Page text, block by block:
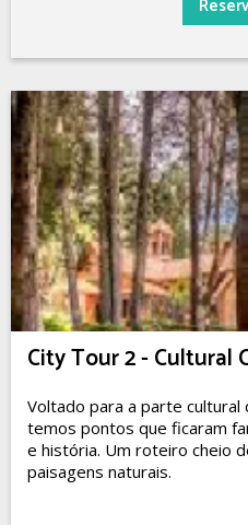
City Tour 2 - Cultural
Voltado para a parte
temos pontos que ficaram
e história. Um roteiro cheio
paisagens naturais.